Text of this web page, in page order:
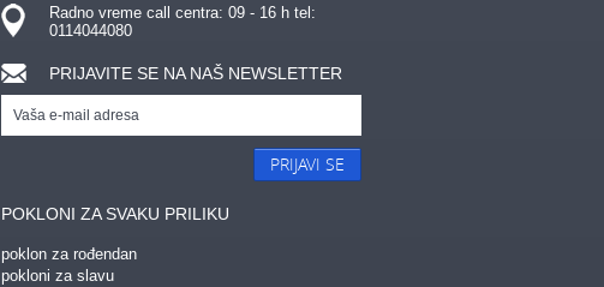
Radno vreme call centra: 09 - 16 h tel:
0114044080
PRIJAVITE SE NA NAŠ NEWSLETTER
PRIJAVI SE
POKLONI ZA SVAKU PRILIKU
poklon za rođendan
pokloni za slavu